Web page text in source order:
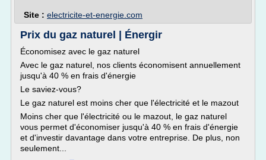
Site : electricite-et-energie.com
Prix du gaz naturel | Énergir
Économisez avec le gaz naturel
Avec le gaz naturel, nos clients économisent annuellement
jusqu'à 40 % en frais d'énergie
Le saviez-vous?
Le gaz naturel est moins cher que l'électricité et le mazout
Moins cher que l'électricité ou le mazout, le gaz naturel
vous permet d'économiser jusqu'à 40 % en frais d'énergie
et d'investir davantage dans votre entreprise. De plus, non
seulement...